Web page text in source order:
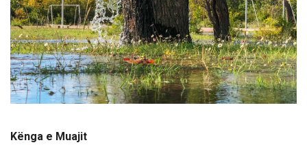
Kënga e Muajit